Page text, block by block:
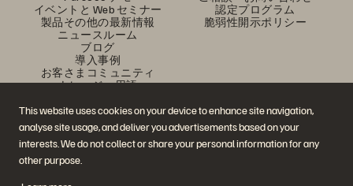
This website uses cookies on your device to enhance site navigation,
analyse site usage, and deliver you advertisements based on your
interests. We do not collect or share your personal information for any
other purpose.
イベントと Web セミナー
製品その他の最新情報
ニュースルーム
ブログ
導入事例
お客さまコミュニティ
ナレッジ・用語
認定プログラム
脆弱性開示ポリシー
公式 SNS
是非フォローをお願いします！